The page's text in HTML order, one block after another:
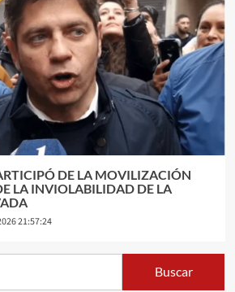
DE LA MOVILIZACIÓN
LA INVIOLABILIDAD DE LA
21:57:24